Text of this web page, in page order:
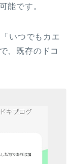
能です。
いつでもカエ
、既存のドコ